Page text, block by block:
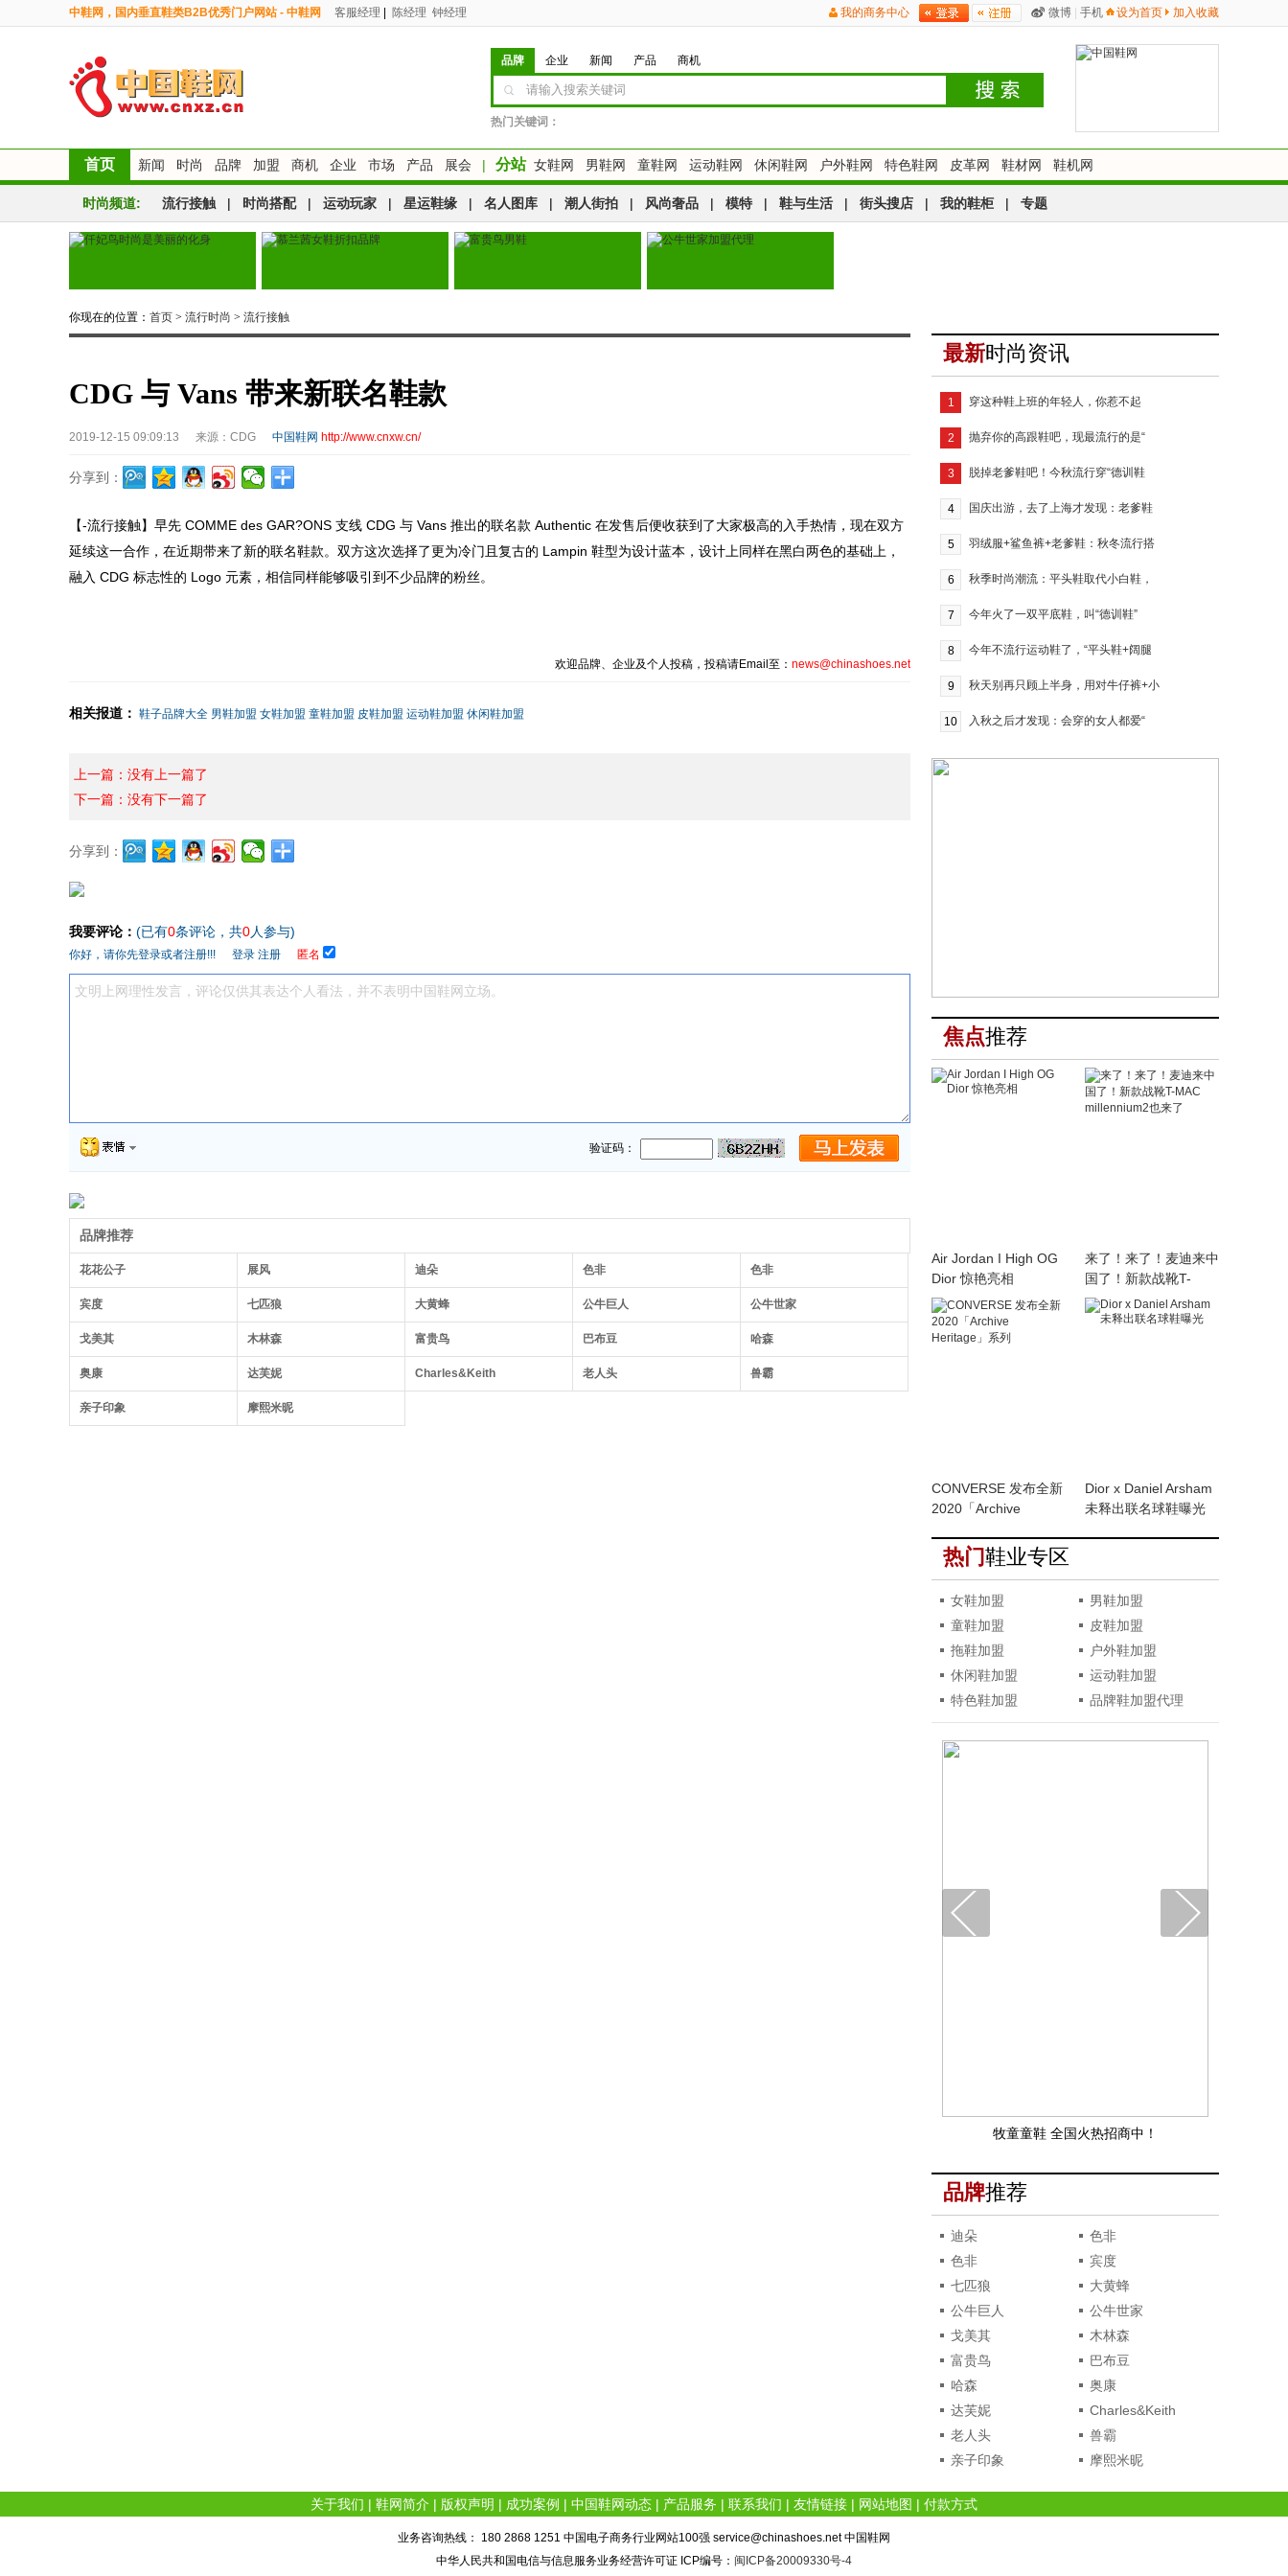
设为首页 加入收藏
手机
微博
我的商务中心
中鞋网，国内垂直鞋类B2B优秀门户网站 - 中鞋网 客服经理 陈经理 钟经理
品牌 企业 新闻 产品 商机
热门关键词：
首页 新闻 时尚 品牌 加盟 商机 企业 市场 产品 展会 | 分站 女鞋网 男鞋网 童鞋网 运动鞋网 休闲鞋网 户外鞋网 特色鞋网 皮革网 鞋材网 鞋机网
时尚频道: 流行接触 | 时尚搭配 | 运动玩家 | 星运鞋缘 | 名人图库 | 潮人街拍 | 风尚奢品 | 模特 | 鞋与生活 | 街头搜店 | 我的鞋柜 | 专题
你现在的位置： 首页 > 流行时尚 > 流行接触
CDG 与 Vans 带来新联名鞋款
2019-12-15 09:09:13 来源：CDG 中国鞋网 http://www.cnxw.cn/
分享到：
【-流行接触】早先 COMME des GAR?ONS 支线 CDG 与 Vans 推出的联名款 Authentic 在发售后便收获到了大家极高的入手热情，现在双方
延续这一合作，在近期带来了新的联名鞋款。双方这次选择了更为冷门且复古的 Lampin 鞋型为设计蓝本，设计上同样在黑白两色的基础上，
融入 CDG 标志性的 Logo 元素，相信同样能够吸引到不少品牌的粉丝。
欢迎品牌、企业及个人投稿，投稿请Email至： news@chinashoes.net
相关报道： 鞋子品牌大全 男鞋加盟 女鞋加盟 童鞋加盟 皮鞋加盟 运动鞋加盟 休闲鞋加盟
上一篇：没有上一篇了
下一篇：没有下一篇了
分享到：
我要评论： (已有0条评论，共0人参与)
你好，请你先登录或者注册!!! 登录 注册 匿名
验证码：
品牌推荐
花花公子 展风 迪朵 色非 色非
宾度 七匹狼 大黄蜂 公牛巨人 公牛世家
戈美其 木林森 富贵鸟 巴布豆 哈森
奥康 达芙妮 Charles&Keith 老人头 兽霸
亲子印象 摩熙米昵
最新时尚资讯
1 穿这种鞋上班的年轻人，你惹不起
2 抛弃你的高跟鞋吧，现最流行的是“
3 脱掉老爹鞋吧！今秋流行穿“德训鞋
4 国庆出游，去了上海才发现：老爹鞋
5 羽绒服+鲨鱼裤+老爹鞋：秋冬流行搭
6 秋季时尚潮流：平头鞋取代小白鞋，
7 今年火了一双平底鞋，叫“德训鞋”
8 今年不流行运动鞋了，“平头鞋+阔腿
9 秋天别再只顾上半身，用对牛仔裤+小
10 入秋之后才发现：会穿的女人都爱“
焦点推荐
Air Jordan I High OG
Dior 惊艳亮相
来了！来了！麦迪来中
国了！新款战靴T-
MAC millennium2也来
CONVERSE 发布全新
2020「Archive
Dior x Daniel Arsham
未释出联名球鞋曝光
热门鞋业专区
女鞋加盟
男鞋加盟
童鞋加盟
皮鞋加盟
拖鞋加盟
户外鞋加盟
休闲鞋加盟
运动鞋加盟
特色鞋加盟
品牌鞋加盟代理
牧童童鞋 全国火热招商中！
品牌推荐
迪朵
色非
色非
宾度
七匹狼
大黄蜂
公牛巨人
公牛世家
戈美其
木林森
富贵鸟
巴布豆
哈森
奥康
达芙妮
Charles&Keith
老人头
兽霸
亲子印象
摩熙米昵
关于我们 | 鞋网简介 | 版权声明 | 成功案例 | 中国鞋网动态 | 产品服务 | 联系我们 | 友情链接 | 网站地图 | 付款方式
业务咨询热线： 180 2868 1251 中国电子商务行业网站100强 service@chinashoes.net 中国鞋网
中华人民共和国电信与信息服务业务经营许可证 ICP编号： 闽ICP备20009330号-4